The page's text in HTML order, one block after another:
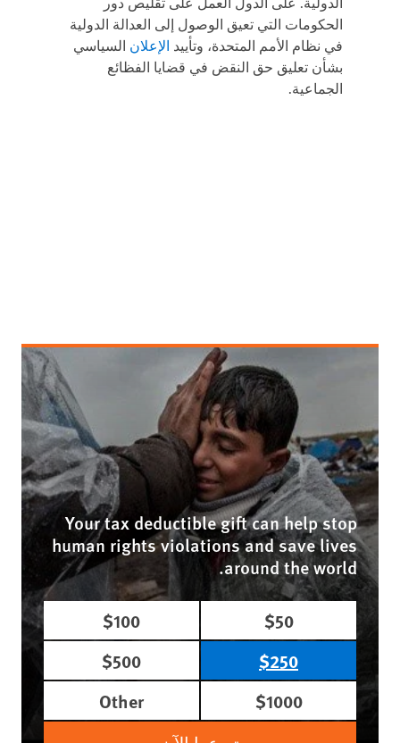
الدولية. على الدول العمل على تقليص دور
الحكومات التي تعيق الوصول إلى العدالة الدولية
في نظام الأمم المتحدة، وتأييد الإعلان السياسي
بشأن تعليق حق النقض في قضايا الفظائع
الجماعية.
Your tax deductible gift can help stop
human rights violations and save lives
around the world.
$50
$100
$250
$500
$1000
Other